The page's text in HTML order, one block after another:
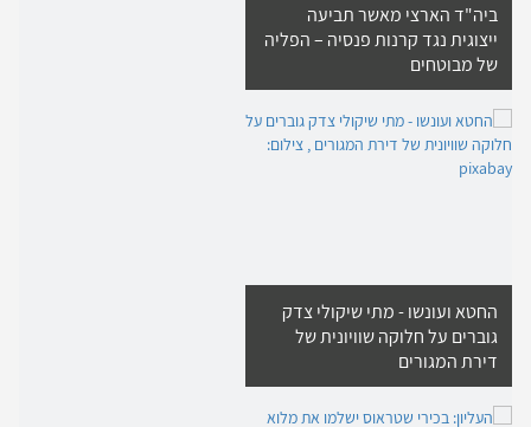
ביה"ד הארצי מאשר תביעה
ייצוגית נגד קרנות פנסיה – הפליה
של מבוטחים
החטא ועונשו - מתי שיקולי צדק
גוברים על חלוקה שוויונית של
דירת המגורים